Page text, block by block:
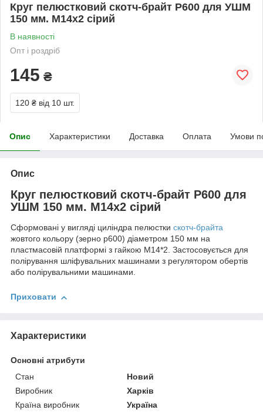
Круг пелюстковий скотч-брайт P600 для УШМ
150 мм. М14х2 сірий
В наявності
Опт і роздріб
145 ₴
120 ₴ від 10 шт.
Опис Характеристики Доставка Оплата Умови
Опис
Круг пелюстковий скотч-брайт P600 для
УШМ 150 мм. М14х2 сірий
Сформовані у вигляді циліндра пелюстки скотч-брайта
жовтого кольору (зерно р600) діаметром 150 мм на
пластмасовій платформі з гайкою М14*2. Застосовується для
полірування шліфувальних машинами з регулятором обертів
або полірувальними машинами.
Приховати
Характеристики
Основні атрибути
Стан
Новий
Виробник
Харків
Країна виробник
Україна